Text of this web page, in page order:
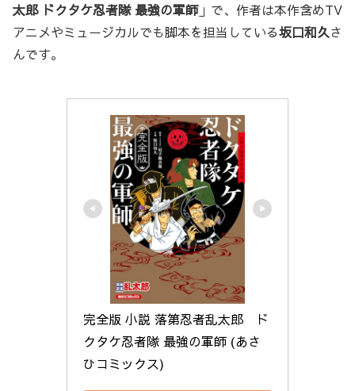
太郎 ドクタケ忍者隊 最強の軍師」で、作者は本作含めTV
アニメやミュージカルでも脚本を担当している坂口和久さ
んです。
完全版 小説 落第忍者乱太郎　ド
クタケ忍者隊 最強の軍師 (あさ
ひコミックス)